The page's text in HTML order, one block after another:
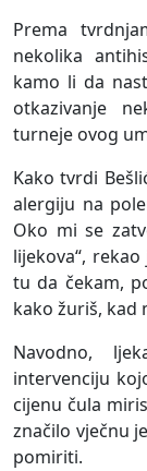
Prema
nekolika
kamo li da
otkazivanje
turneje ovog
Kako tvrdi
alergiju na
Oko mi se
lijekova“,
tu da čekam,
kako žuriš, kad
Navodno,
intervenciju
cijenu čula
značilo vječnu
pomiriti.